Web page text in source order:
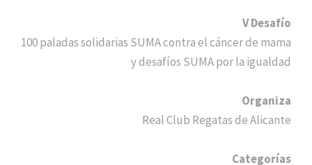
V Desafío
100 paladas solidarias SUMA contra el cáncer de mama
y desafíos SUMA por la igualdad
Organiza
Real Club Regatas de Alicante
Categorías